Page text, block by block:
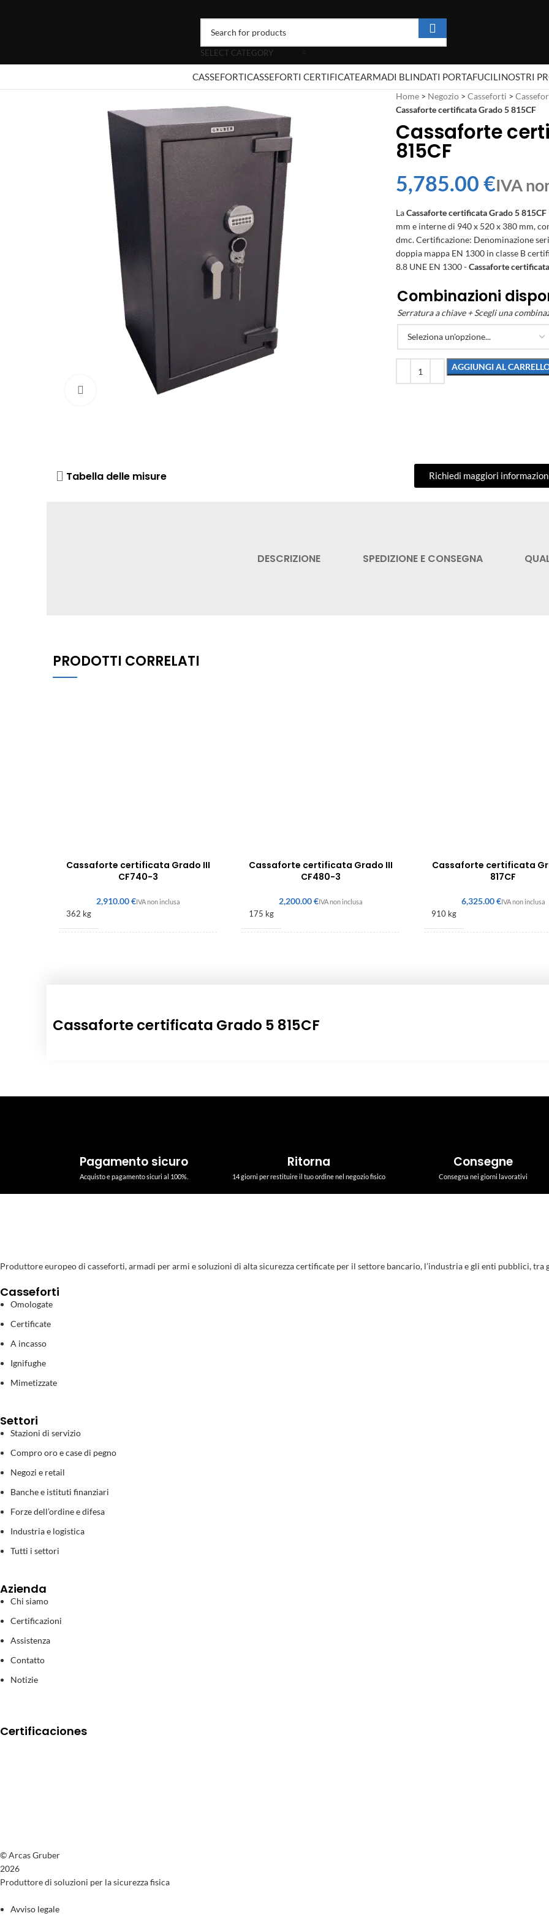
SELECT CATEGORY
CASSEFORTICASSEFORTI CERTIFICATEARMADI BLINDATI PORTAFUCILINOSTRI
Home > Negozio > Casseforti >
Cassaforte certificata Grado 5 815CF
Cassaforte
815CF
€
LaCassaforte certificata Grado 5 815CF
mm e interne di 940 x 520 x 380 mm,
dmc. Certificazione: Denominazione
doppia mappa EN 1300 in classe B
8.8 UNE EN 1300 -Cassaforte
Combinazioni
Serratura a chiave + Scegli una
AGGIUNGI AL
Tabella delle misure Richiedi maggiori
DESCRIZIONE SPEDIZIONE E CONSEGNA
PRODOTTI CORRELATI
Cassaforte certificata Grado III
CF740-3
€
362 kg
Cassaforte certificata Grado III
CF480-3
€
175 kg
Cassaforte certificata
817CF
€
910 kg
Cassaforte certificata Grado 5 815CF
Pagamento sicuro
Acquisto e pagamento sicuri al 100%.
Ritorna
14 giorni per restituire il tuo ordine nel negozio fisico
Consegne
Consegna nei giorni lavorativi
Produttore europeo di casseforti, armadi per armi e soluzioni di alta sicurezza certificate per il settore bancario, l’industria e gli enti pubblici, tra
Casseforti
Omologate
Certificate
A incasso
Ignifughe
Mimetizzate
Settori
Stazioni di servizio
Compro oro e case di pegno
Negozi e retail
Banche e istituti finanziari
Forze dell’ordine e difesa
Industria e logistica
Tutti i settori
Azienda
Chi siamo
Certificazioni
Assistenza
Contatto
Notizie
Certificaciones
© Arcas Gruber
2026
Produttore di soluzioni per la sicurezza fisica
Avviso legale